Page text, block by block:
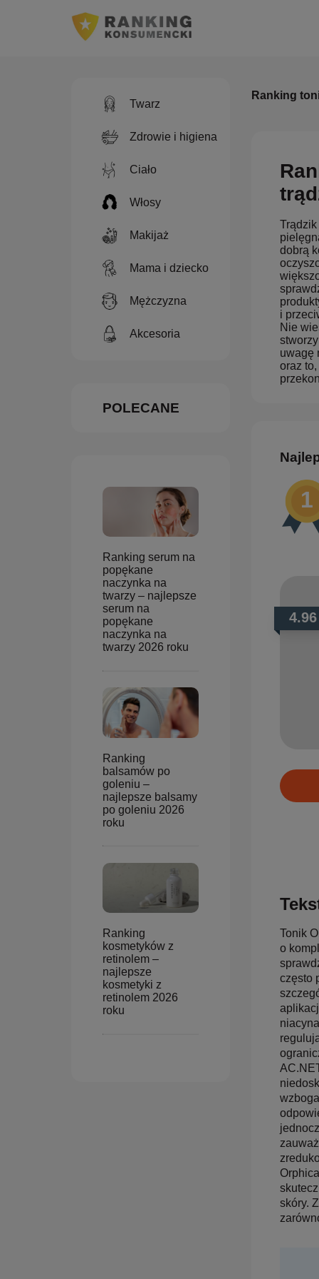
Twarz
Zdrowie i higiena
Ciało
Włosy
Makijaż
Mama i dziecko
Mężczyzna
Akcesoria
POLECANE
Ranking serum na
popękane
naczynka na
twarzy – najlepsze
serum na
popękane
naczynka na
twarzy 2026 roku
Ranking
balsamów po
goleniu –
najlepsze balsamy
po goleniu 2026
roku
Ranking
kosmetyków z
retinolem –
najlepsze
kosmetyki z
retinolem 2026
roku
Ranking
dobrą
i
Nie
uwagę
oraz
4.96
Tonik
o
często
skóry.